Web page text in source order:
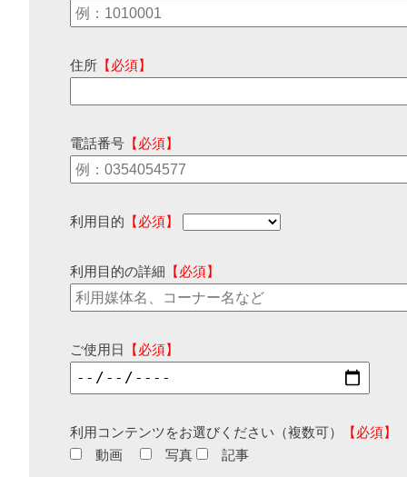
住所 【必須】
電話番号 【必須】
利用目的 【必須】
利用目的の詳細 【必須】
ご使用日 【必須】
利用コンテンツをお選びください（複数可）
【必須】
動画
写真 記事